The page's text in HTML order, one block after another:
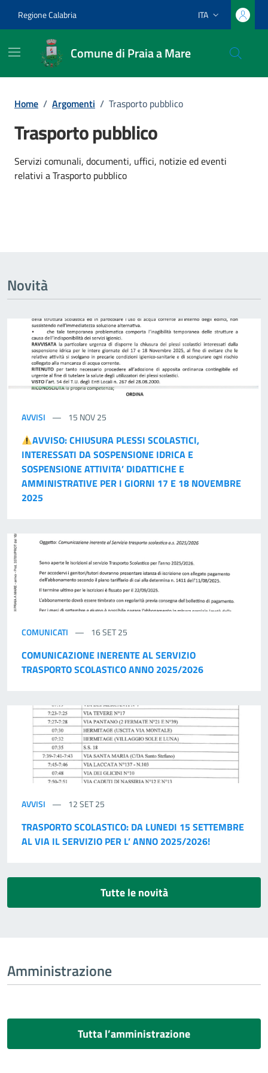
Regione Calabria Lingua attiva:
ITA
Comune di Praia a Mare
Home / Argomenti / Trasporto pubblico
Trasporto pubblico
Dettagli dell'argomento
Servizi comunali, documenti, uffici, notizie ed eventi
relativi a Trasporto pubblico
Novità
AVVISI 15 NOV 25
AVVISO: CHIUSURA PLESSI SCOLASTICI,
INTERESSATI DA SOSPENSIONE IDRICA E
SOSPENSIONE ATTIVITA’ DIDATTICHE E
AMMINISTRATIVE PER I GIORNI 17 E 18 NOVEMBRE
2025
COMUNICATI 16 SET 25
COMUNICAZIONE INERENTE AL SERVIZIO
TRASPORTO SCOLASTICO ANNO 2025/2026
AVVISI 12 SET 25
TRASPORTO SCOLASTICO: DA LUNEDI 15 SETTEMBRE
AL VIA IL SERVIZIO PER L’ ANNO 2025/2026!
Tutte le novità
Amministrazione
Tutta l’amministrazione